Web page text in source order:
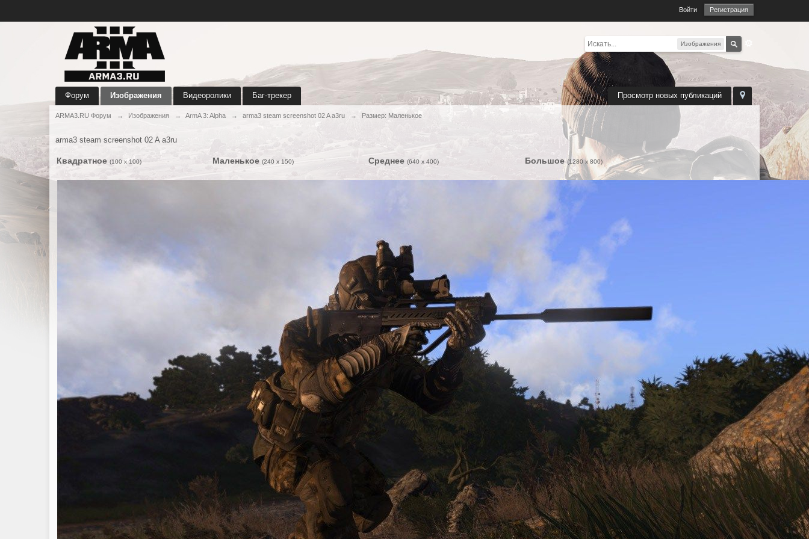
Войти Регистрация
Изображения
Просмотр новых публикаций
Форум Изображения Видеоролики Баг-трекер
ARMA3.RU Форум → Изображения → ArmA 3: Alpha → arma3 steam screenshot 02 A a3ru → Размер: Маленькое
arma3 steam screenshot 02 A a3ru
Квадратное (100 x 100) Маленькое (240 x 150) Среднее (640 x 400) Большое (1280 x 800)